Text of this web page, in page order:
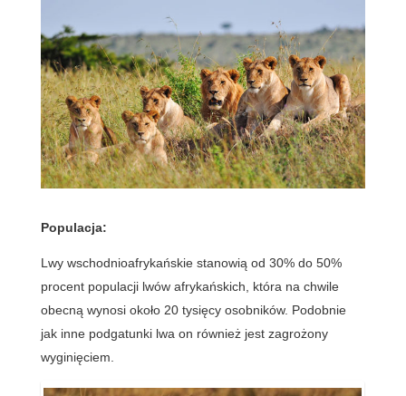
Populacja:
Lwy wschodnioafrykańskie stanowią od 30% do 50%
procent populacji lwów afrykańskich, która na chwile
obecną wynosi około 20 tysięcy osobników. Podobnie
jak inne podgatunki lwa on również jest zagrożony
wyginięciem.